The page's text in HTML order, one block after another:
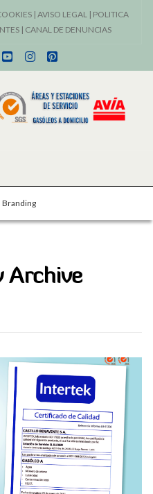
| AVISO LEGAL | POLITICA
| CANAL DE DENUNCIAS
YouTubeInstagram
Pinterest
Branding
Archive